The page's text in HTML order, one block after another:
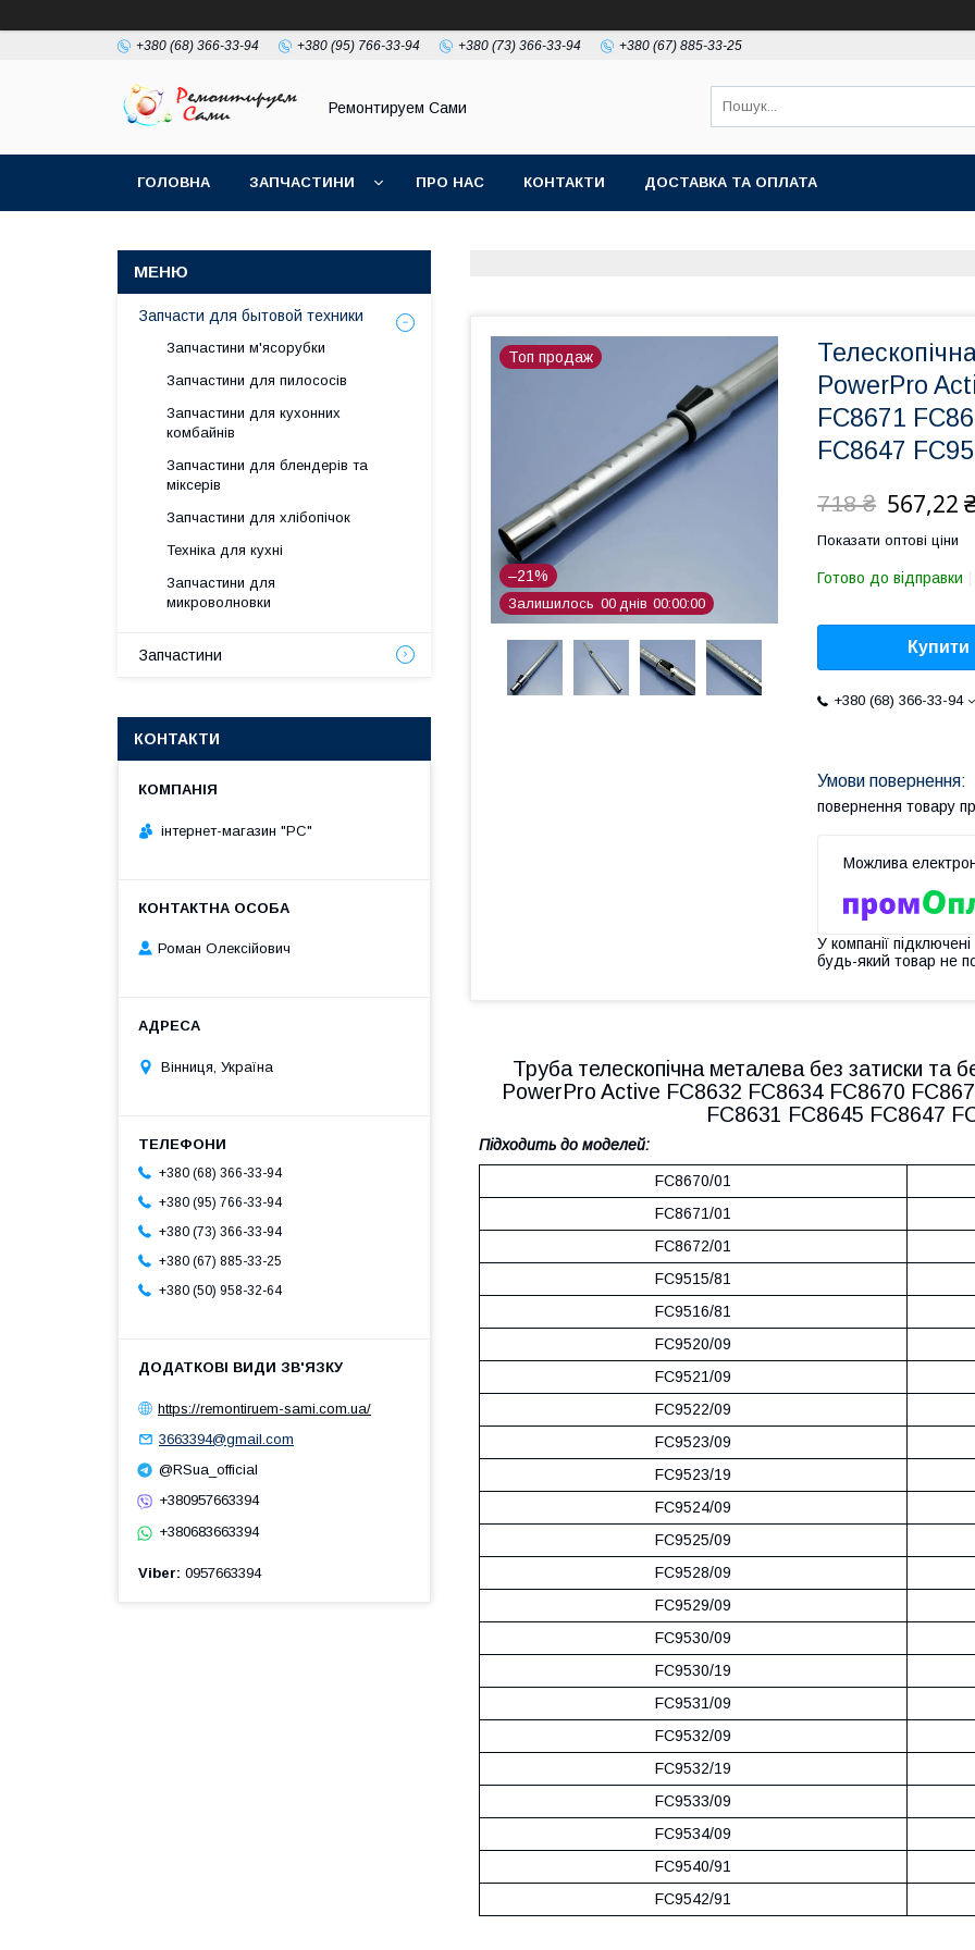
+380 (68) 366-33-94 +380 (95) 766-33-94 +380 (73) 366-33-94 +380 (67) 885-33-25
Ремонтируем Сами
ГОЛОВНА ЗАПЧАСТИНИ ПРО НАС КОНТАКТИ ДОСТАВКА ТА ОПЛАТА
Топ продаж
–21%
Залишилось 00 днів 00 00 00
PowerPro
FC8671
FC8647
718 ₴ 567,22
Показати оптові ціни
Готово до відправки
Купити
+380 (68) 366-33-94
повернення товару
У компанії
будь-який товар не
Труба телескопічна металева без затиски та
PowerPro Active FC8632 FC8634 FC8670
FC8631 FC8645 FC8647
Підходить до моделей:
FC8670/01
FC8671/01
FC8672/01
FC9515/81
FC9516/81
FC9520/09
FC9521/09
FC9522/09
FC9523/09
FC9523/19
FC9524/09
FC9525/09
FC9528/09
FC9529/09
FC9530/09
FC9530/19
FC9531/09
FC9532/09
FC9532/19
FC9533/09
FC9534/09
FC9540/91
FC9542/91
Запчасти для бытовой техники
Запчастини м'ясорубки
Запчастини для пилососів
Запчастини для кухонних
комбайнів
Запчастини для блендерів та
міксерів
Запчастини для хлібопічок
Техніка для кухні
Запчастини для
микроволновки
Запчастини
КОНТАКТИ
інтернет-магазин "РС"
Роман Олексійович
Вінниця, Україна
+380 (68) 366-33-94
+380 (95) 766-33-94
+380 (73) 366-33-94
+380 (67) 885-33-25
+380 (50) 958-32-64
https://remontiruem-sami.com.ua/
3663394@gmail.com
@RSua_official
+380957663394
+380683663394
Viber 0957663394